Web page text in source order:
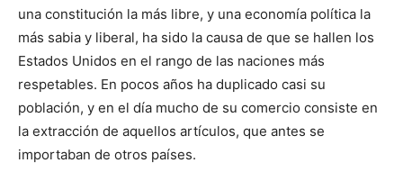
una constitución la más libre, y una economía política la
más sabia y liberal, ha sido la causa de que se hallen los
Estados Unidos en el rango de las naciones más
respetables. En pocos años ha duplicado casi su
población, y en el día mucho de su comercio consiste en
la extracción de aquellos artículos, que antes se
importaban de otros países.